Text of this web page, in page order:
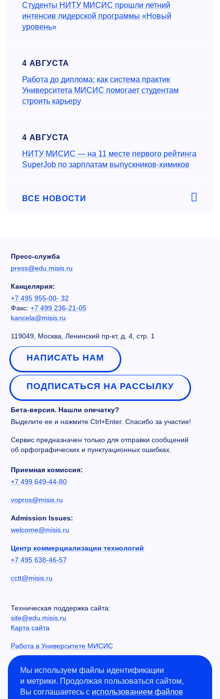
Студенты НИТУ МИСИС прошли летний
интенсив лидерской программы «Новый
уровень»
4 АВГУСТА
Работа до диплома: как система практик
Университета МИСИС помогает студентам
строить карьеру
4 АВГУСТА
НИТУ МИСИС — на 11 месте первого рейтинга
SuperJob по зарплатам выпускников-химиков
ВСЕ НОВОСТИ
Пресс-служба
press@edu.misis.ru
Канцелярия:
+7 495 955-00- 32
Факс: +7 499 236-21-05
kancela@misis.ru
119049, Москва, Ленинский пр-кт, д. 4, стр. 1
НАПИСАТЬ НАМ
ПОДПИСАТЬСЯ НА РАССЫЛКУ
Бета-версия. Нашли опечатку?
Выделите ее и нажмите Ctrl+Enter. Спасибо за участие!
Сервис предназначен только для отправки сообщений
об орфографических и пунктуационных ошибках.
Приемная комиссия:
+7 499 649-44-80
vopros@misis.ru
Admission Issues:
welcome@misis.ru
Центр коммерциализации технологий
+7 495 638-46-57
cctt@misis.ru
Техническая поддержка сайта:
site@edu.misis.ru
Карта сайта
Работа в Университете МИСИС
Сведения об образовательной организации
Информация о закупках
Противодействие коррупции
Мы используем файлы идентификации
и метрики. Продолжая пользоваться сайтом,
Вы соглашаетесь с использованием файлов